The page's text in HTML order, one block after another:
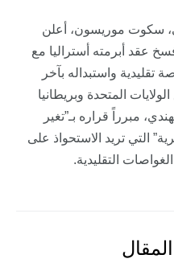
سكوت موريسون، أعلن
فسخ عقد أبرمته أستراليا مع
2016 لشراء 12 غواصة تقليدية واستبداله بآخر
المتحدة وبريطانيا
مبرراً قراره بـ”تغير
التي تريد الاستحواذ على
التقليدية.